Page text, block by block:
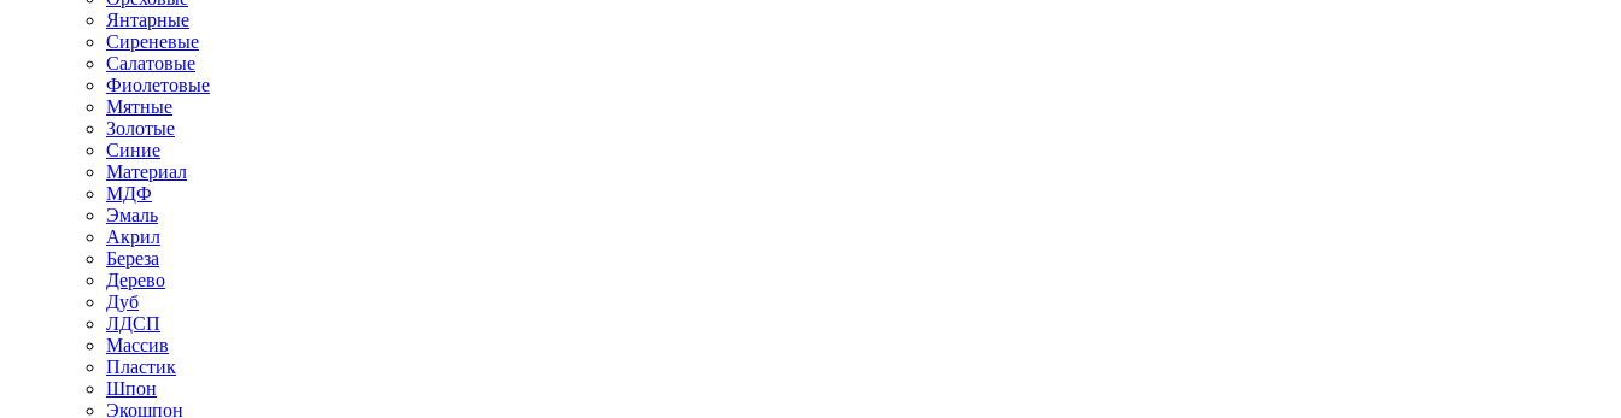
Янтарные
Сиреневые
Салатовые
Фиолетовые
Мятные
Золотые
Синие
Материал
МДФ
Эмаль
Акрил
Береза
Дерево
Дуб
ЛДСП
Массив
Пластик
Шпон
Экошпон